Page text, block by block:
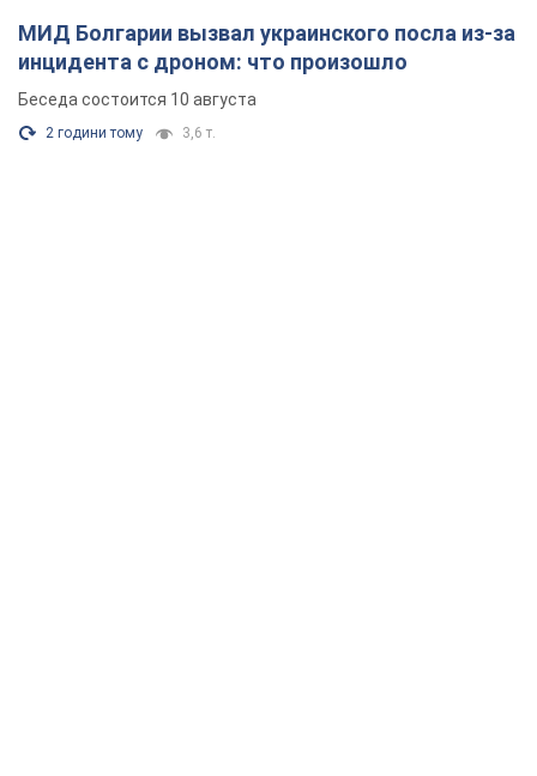
МИД Болгарии вызвал украинского посла из-за
инцидента с дроном: что произошло
Беседа состоится 10 августа
2 години тому 3,6 т.